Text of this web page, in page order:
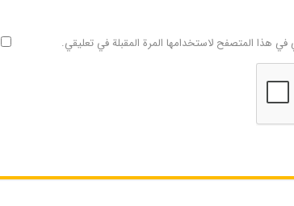
في هذا المتصفح لاستخدامها المرة المقبلة في تعليقي.